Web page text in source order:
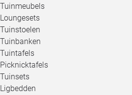
Tuinmeubels
Loungesets
Tuinstoelen
Tuinbanken
Tuintafels
Picknicktafels
Tuinsets
Ligbedden